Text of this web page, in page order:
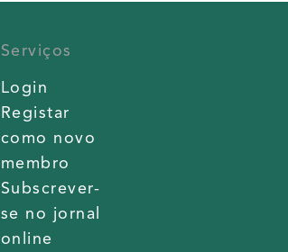
Serviços
Login
Registar
como novo
membro
Subscrever-
se no jornal
online